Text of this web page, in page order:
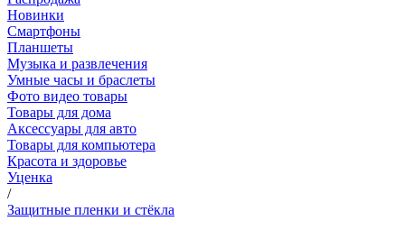
Новинки
Смартфоны
Планшеты
Музыка и развлечения
Умные часы и браслеты
Фото видео товары
Товары для дома
Аксессуары для авто
Товары для компьютера
Красота и здоровье
Уценка
/
Защитные пленки и стёкла